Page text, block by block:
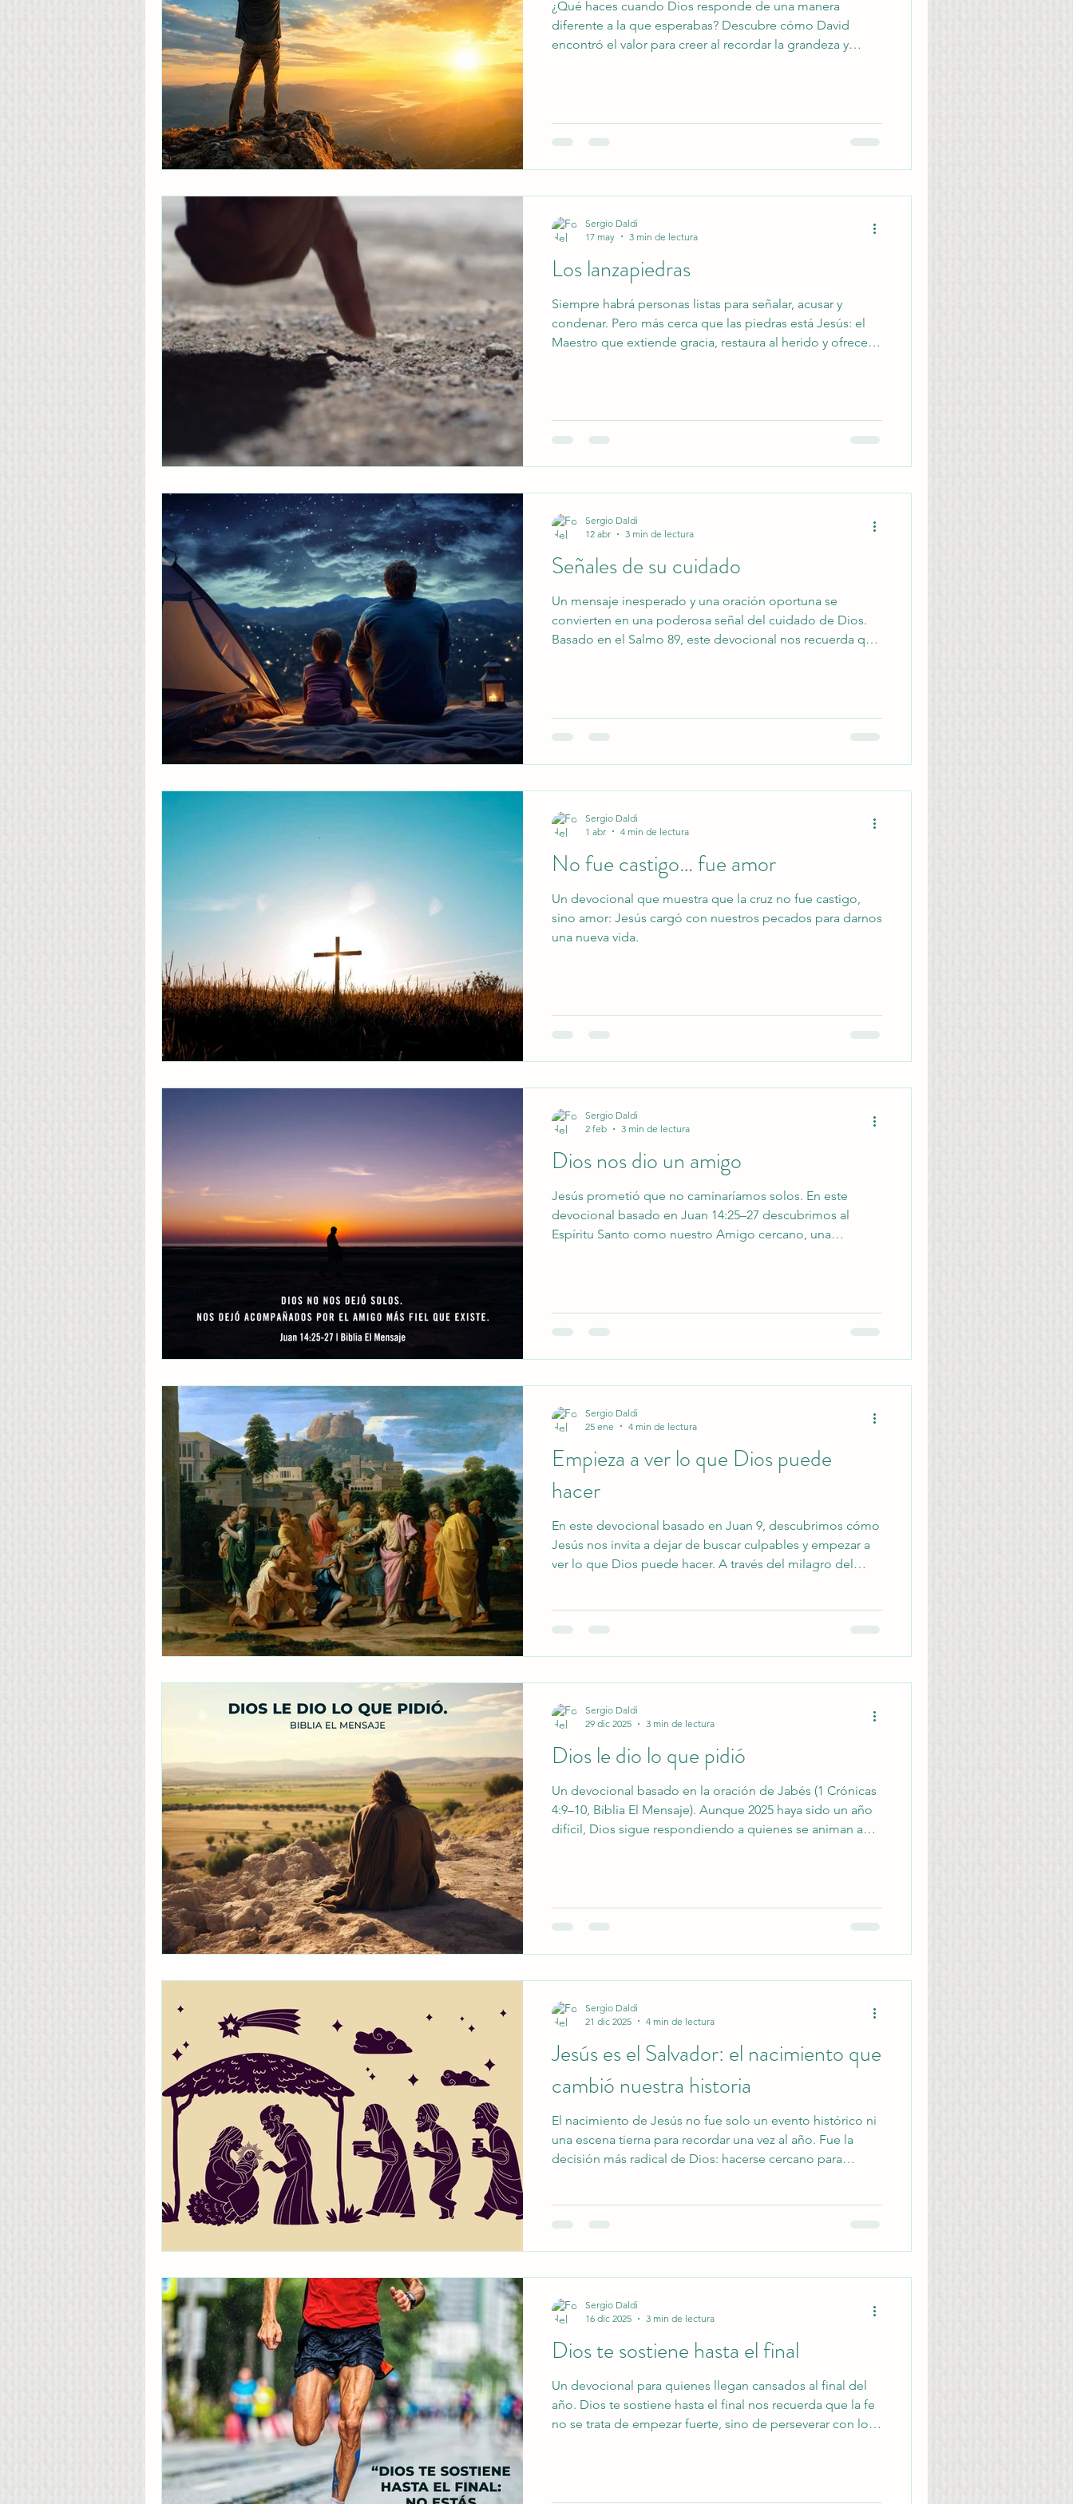
¿Qué haces cuando Dios responde de una manera
diferente a la que esperabas? Descubre cómo David
encontró el valor para creer al recordar la grandeza y
Los lanzapiedras
Siempre habrá personas listas para señalar, acusar y
condenar. Pero más cerca que las piedras está Jesús: el
Maestro que extiende gracia, restaura al herido y ofrece
Sergio Daldi
17 may
3 min de lectura
Señales de su cuidado
Un mensaje inesperado y una oración oportuna se
convierten en una poderosa señal del cuidado de Dios.
Basado en el Salmo 89, este devocional nos recuerda que
Sergio Daldi
12 abr
3 min de lectura
No fue castigo… fue amor
Un devocional que muestra que la cruz no fue castigo,
sino amor: Jesús cargó con nuestros pecados para darnos
una nueva vida.
Sergio Daldi
1 abr
4 min de lectura
Dios nos dio un amigo
Jesús prometió que no caminaríamos solos. En este
devocional basado en Juan 14:25–27 descubrimos al
Espíritu Santo como nuestro Amigo cercano, una
Sergio Daldi
2 feb
3 min de lectura
Empieza a ver lo que Dios puede
hacer
En este devocional basado en Juan 9, descubrimos cómo
Jesús nos invita a dejar de buscar culpables y empezar a
ver lo que Dios puede hacer. A través del milagro del
Sergio Daldi
25 ene
4 min de lectura
Dios le dio lo que pidió
Un devocional basado en la oración de Jabés (1 Crónicas
4:9–10, Biblia El Mensaje). Aunque 2025 haya sido un año
difícil, Dios sigue respondiendo a quienes se animan a
Sergio Daldi
29 dic 2025
3 min de lectura
Jesús es el Salvador: el nacimiento que
cambió nuestra historia
El nacimiento de Jesús no fue solo un evento histórico ni
una escena tierna para recordar una vez al año. Fue la
decisión más radical de Dios: hacerse cercano para
Sergio Daldi
21 dic 2025
4 min de lectura
Dios te sostiene hasta el final
Un devocional para quienes llegan cansados al final del
año. Dios te sostiene hasta el final nos recuerda que la fe
no se trata de empezar fuerte, sino de perseverar con los
Sergio Daldi
16 dic 2025
3 min de lectura